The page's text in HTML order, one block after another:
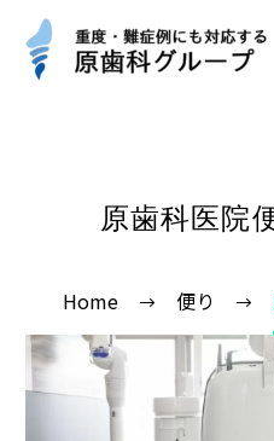
原歯科医院
Home 便り